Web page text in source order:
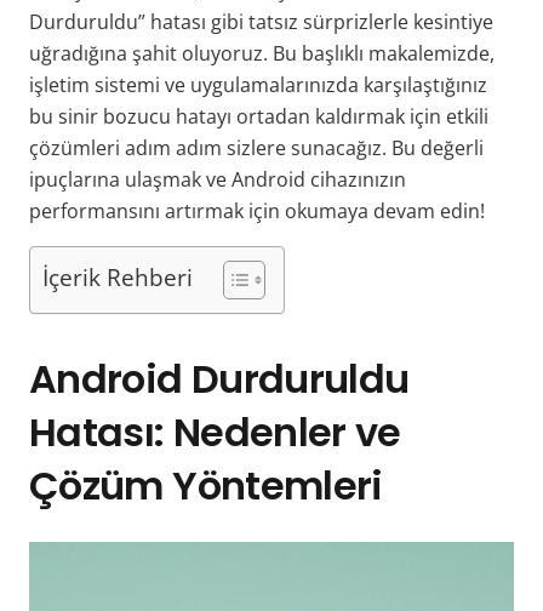
Durduruldu” hatası gibi tatsız sürprizlerle kesintiye
uğradığına şahit oluyoruz. Bu başlıklı makalemizde,
işletim sistemi ve uygulamalarınızda karşılaştığınız
bu sinir bozucu hatayı ortadan kaldırmak için etkili
çözümleri adım adım sizlere sunacağız. Bu değerli
ipuçlarına ulaşmak ve Android cihazınızın
performansını artırmak için okumaya devam edin!
İçerik Rehberi
Android Durduruldu
Hatası: Nedenler ve
Çözüm Yöntemleri